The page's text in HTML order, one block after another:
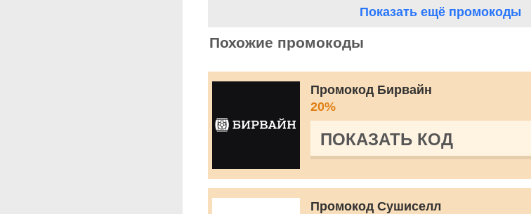
Показать ещё промокоды
Похожие промокоды
Промокод Бирвайн
20%
ПОКАЗАТЬ КОД
Промокод Сушиселл